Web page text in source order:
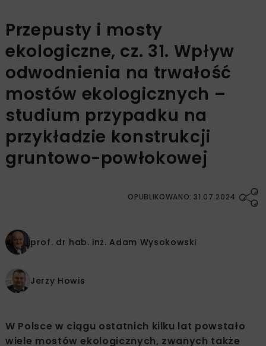
Przepusty i mosty
ekologiczne, cz. 31. Wpływ
odwodnienia na trwałość
mostów ekologicznych –
studium przypadku na
przykładzie konstrukcji
gruntowo-powłokowej
OPUBLIKOWANO: 31.07.2024
prof. dr hab. inż. Adam Wysokowski
Jerzy Howis
W Polsce w ciągu ostatnich kilku lat powstało
wiele mostów ekologicznych, zwanych także